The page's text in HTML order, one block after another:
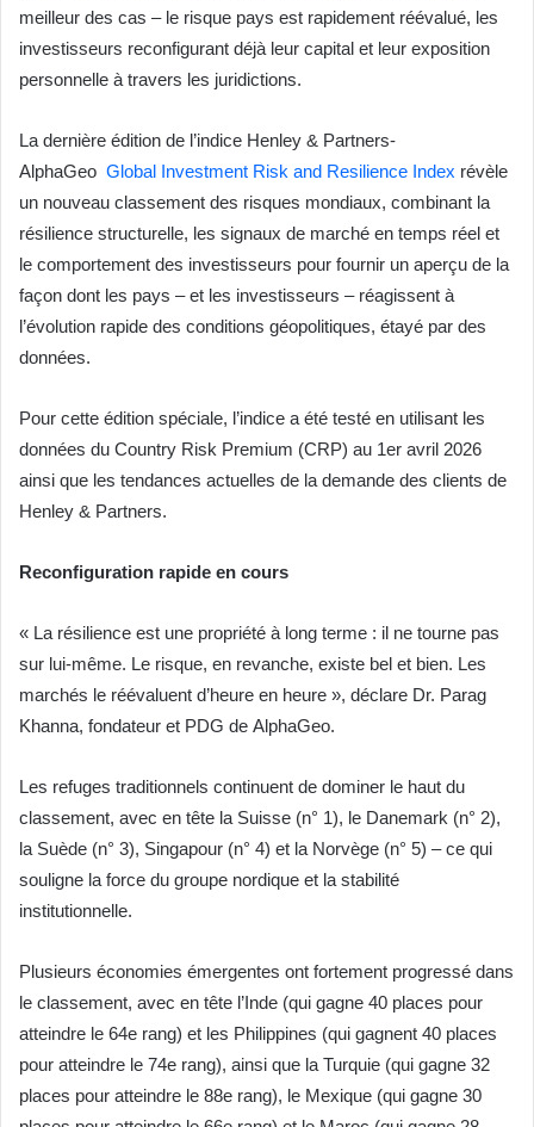
meilleur des cas – le risque pays est rapidement réévalué, les
investisseurs reconfigurant déjà leur capital et leur exposition
personnelle à travers les juridictions.
La dernière édition de l’indice Henley & Partners-
AlphaGeo Global Investment Risk and Resilience Index révèle
un nouveau classement des risques mondiaux, combinant la
résilience structurelle, les signaux de marché en temps réel et
le comportement des investisseurs pour fournir un aperçu de la
façon dont les pays – et les investisseurs – réagissent à
l’évolution rapide des conditions géopolitiques, étayé par des
données.
Pour cette édition spéciale, l’indice a été testé en utilisant les
données du Country Risk Premium (CRP) au 1er avril 2026
ainsi que les tendances actuelles de la demande des clients de
Henley & Partners.
Reconfiguration rapide en cours
« La résilience est une propriété à long terme : il ne tourne pas
sur lui-même. Le risque, en revanche, existe bel et bien. Les
marchés le réévaluent d’heure en heure », déclare Dr. Parag
Khanna, fondateur et PDG de AlphaGeo.
Les refuges traditionnels continuent de dominer le haut du
classement, avec en tête la Suisse (n° 1), le Danemark (n° 2),
la Suède (n° 3), Singapour (n° 4) et la Norvège (n° 5) – ce qui
souligne la force du groupe nordique et la stabilité
institutionnelle.
Plusieurs économies émergentes ont fortement progressé dans
le classement, avec en tête l’Inde (qui gagne 40 places pour
atteindre le 64e rang) et les Philippines (qui gagnent 40 places
pour atteindre le 74e rang), ainsi que la Turquie (qui gagne 32
places pour atteindre le 88e rang), le Mexique (qui gagne 30